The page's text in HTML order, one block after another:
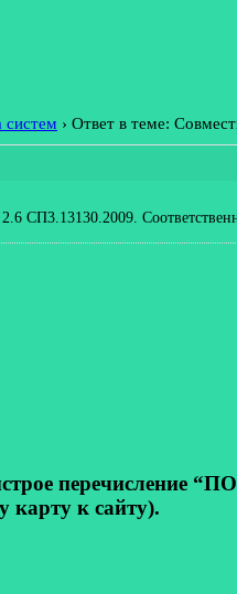
систем › Ответ в теме:
СП3.13130.2009.
перечисление
карту к сайту).